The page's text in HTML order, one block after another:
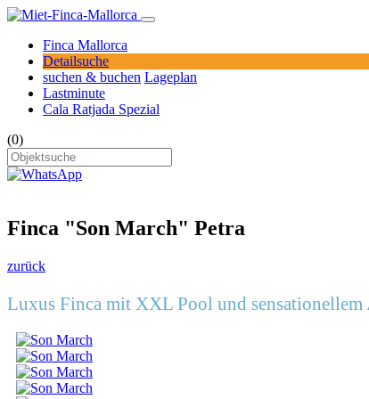
Finca Mallorca
Detailsuche
suchen & buchen Lageplan
Lastminute
Cala Ratjada Spezial
(0)
Finca "Son March" Petra
zurück
Luxus Finca mit XXL Pool und